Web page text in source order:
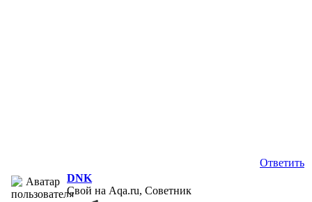
Ответить
DNK
Свой на Aqa.ru, Советник